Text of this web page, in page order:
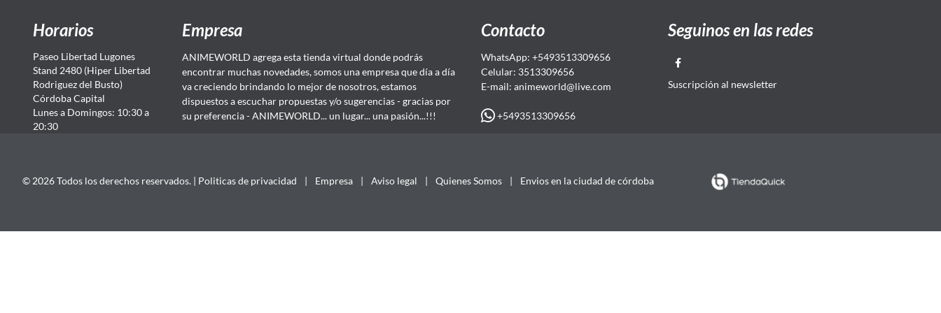
Horarios
Paseo Libertad Lugones
Stand 2480 (Hiper Libertad
Rodriguez del Busto)
Córdoba Capital
Lunes a Domingos: 10:30 a
20:30
Empresa
ANIMEWORLD agrega esta tienda virtual donde podrás
encontrar muchas novedades, somos una empresa que día a día
va creciendo brindando lo mejor de nosotros, estamos
dispuestos a escuchar propuestas y/o sugerencias - gracias por
su preferencia - ANIMEWORLD... un lugar... una pasión...!!!
Contacto
WhatsApp: +5493513309656
Celular: 3513309656
E-mail: animeworld@live.com
+5493513309656
Seguinos en las redes
Suscripción al newsletter
© 2026 Todos los derechos reservados. | Politicas de privacidad | Empresa | Aviso legal | Quienes Somos | Envios en la ciudad de córdoba